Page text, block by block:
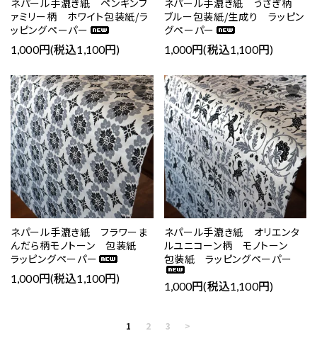
ネパール手漉き紙 ペンギンフ
ァミリー柄 ホワイト包装紙/ラ
ッピングペーパー
1,000円(税込1,100円)
ネパール手漉き紙 うさぎ柄
ブルー包装紙/生成り ラッピン
グペーパー
1,000円(税込1,100円)
ネパール手漉き紙 フラワーま
んだら柄モノトーン 包装紙
ラッピングペーパー
1,000円(税込1,100円)
favorite
ネパール手漉き紙 オリエンタ
ルユニコーン柄 モノトーン
包装紙 ラッピングペーパー
1,000円(税込1,100円)
favorite
1 2 3
>